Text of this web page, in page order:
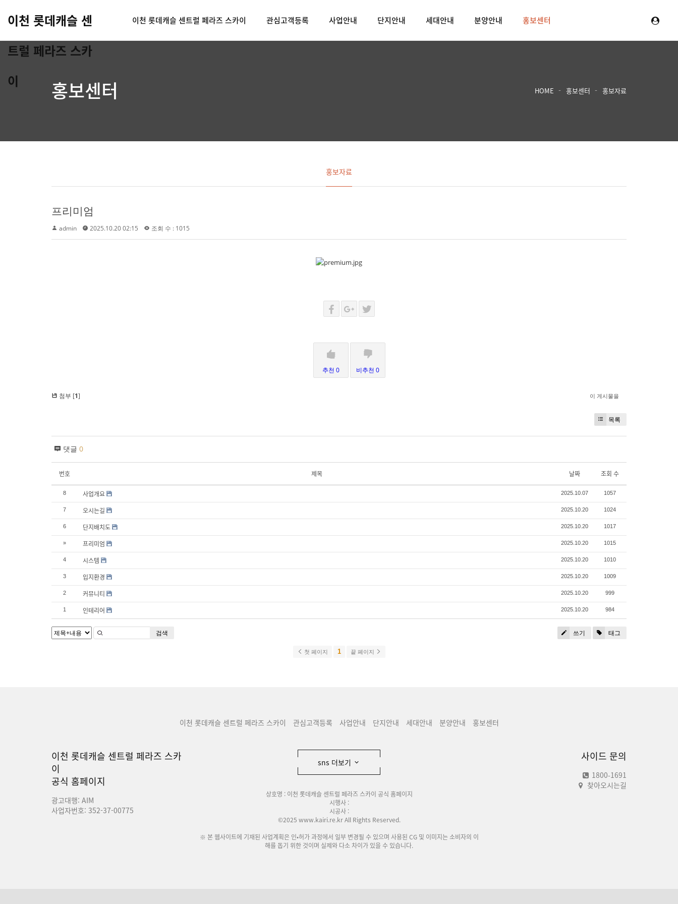
이천 롯데캐슬 센
트럴 페라즈 스카
이
이천 롯데캐슬 센트럴 페라즈 스카이 관심고객등록 사업안내 단지안내 세대안내 분양안내 홍보센터
홍보센터 HOME 홍보센터 홍보자료
홍보자료
프리미엄
admin 2025.10.20 02:15 조회 수 : 1015
추천 0 비추천 0
첨부 [1] 이 게시물을
목록
댓글 0
번호 제목 날짜 조회 수
8 사업개요 2025.10.07 1057
7 오시는길 2025.10.20 1024
6 단지배치도 2025.10.20 1017
» 프리미엄 2025.10.20 1015
4 시스템 2025.10.20 1010
3 입지환경 2025.10.20 1009
2 커뮤니티 2025.10.20 999
1 인테리어 2025.10.20 984
쓰기 태그
검색
첫 페이지 1 끝 페이지
이천 롯데캐슬 센트럴 페라즈 스카이 관심고객등록 사업안내 단지안내 세대안내 분양안내 홍보센터
이천 롯데캐슬 센트럴 페라즈 스카
이
공식 홈페이지
광고대행: AIM
사업자번호: 352-37-00775
사이드 문의
1800-1691
찾아오시는길
sns 더보기
상호명 : 이천 롯데캐슬 센트럴 페라즈 스카이 공식 홈페이지
시행사 :
시공사 :
©2025 www.kairi.re.kr All Rights Reserved.
※ 본 웹사이트에 기재된 사업계획은 인•허가 과정에서 일부 변경될 수 있으며 사용된 CG 및 이미지는 소비자의 이
해를 돕기 위한 것이며 실제와 다소 차이가 있을 수 있습니다.